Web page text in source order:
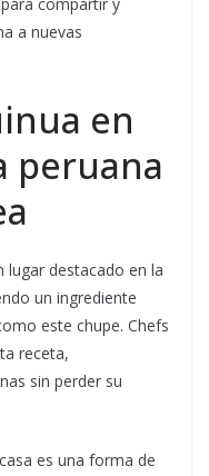
a nuevas
en
peruana
lugar destacado en la
un ingrediente
este chupe. Chefs
receta,
sin perder su
es una forma de